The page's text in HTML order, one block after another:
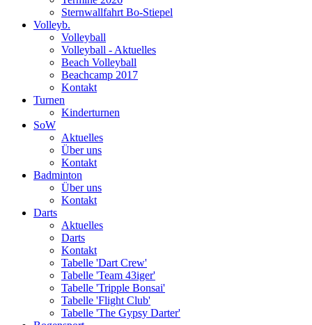
Sternwallfahrt Bo-Stiepel
Volleyb.
Volleyball
Volleyball - Aktuelles
Beach Volleyball
Beachcamp 2017
Kontakt
Turnen
Kinderturnen
SoW
Aktuelles
Über uns
Kontakt
Badminton
Über uns
Kontakt
Darts
Aktuelles
Darts
Kontakt
Tabelle 'Dart Crew'
Tabelle 'Team 43iger'
Tabelle 'Tripple Bonsai'
Tabelle 'Flight Club'
Tabelle 'The Gypsy Darter'